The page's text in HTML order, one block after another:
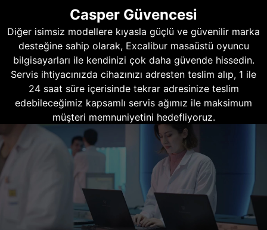
Casper Güvencesi
Diğer isimsiz modellere kıyasla güçlü ve güvenilir marka
desteğine sahip olarak, Excalibur masaüstü oyuncu
bilgisayarları ile kendinizi çok daha güvende hissedin.
Servis ihtiyacınızda cihazınızı adresten teslim alıp, 1 ile
24 saat süre içerisinde tekrar adresinize teslim
edebileceğimiz kapsamlı servis ağımız ile maksimum
müşteri memnuniyetini hedefliyoruz.